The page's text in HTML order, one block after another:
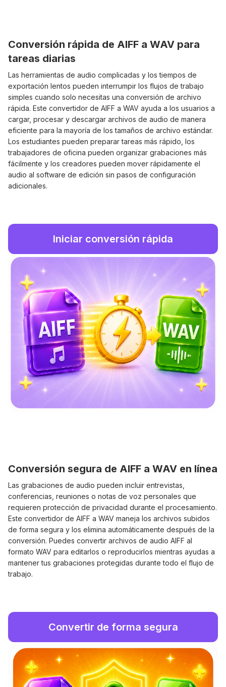
Conversión rápida de AIFF a WAV para
tareas diarias
Las herramientas de audio complicadas y los tiempos de
exportación lentos pueden interrumpir los flujos de trabajo
simples cuando solo necesitas una conversión de archivo
rápida. Este convertidor de AIFF a WAV ayuda a los usuarios a
cargar, procesar y descargar archivos de audio de manera
eficiente para la mayoría de los tamaños de archivo estándar.
Los estudiantes pueden preparar tareas más rápido, los
trabajadores de oficina pueden organizar grabaciones más
fácilmente y los creadores pueden mover rápidamente el
audio al software de edición sin pasos de configuración
adicionales.
Iniciar conversión rápida
Conversión segura de AIFF a WAV en línea
Las grabaciones de audio pueden incluir entrevistas,
conferencias, reuniones o notas de voz personales que
requieren protección de privacidad durante el procesamiento.
Este convertidor de AIFF a WAV maneja los archivos subidos
de forma segura y los elimina automáticamente después de la
conversión. Puedes convertir archivos de audio AIFF al
formato WAV para editarlos o reproducirlos mientras ayudas a
mantener tus grabaciones protegidas durante todo el flujo de
trabajo.
Convertir de forma segura